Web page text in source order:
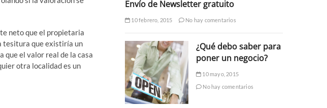
neto que el propietaria
tesitura que existiría un
que el valor real de la casa
otra localidad es un
Envío de Newsletter gratuito
10 febrero, 2015 No hay comentarios
¿Qué debo saber para
poner un negocio?
10 mayo, 2015
No hay comentarios